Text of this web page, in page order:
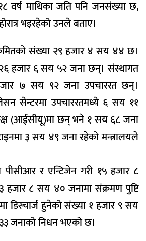
वर्ष माथिका जति पनि जनसंख्या छ,
भइरहेको उनले बताए।
संख्या २९ हजार ४ सय ४४ छ।
हजार ६ सय ५२ जना छन्। संस्थागत
७ सय ९२ जना उपचाररत छन्।
सेन्टरमा उपचाररतमध्ये ६ सय ११
(आईसीयू)मा छन् भने १ सय ६८ जना
३ सय ४९ जना रहेको मन्त्रालयले
पीसीआर र एन्टिजेन गरी १५ हजार ८
हजार ८ सय ४० जनामा संक्रमण पुष्टि
डिस्चार्ज हुनेको संख्या १ हजार ९ सय
जनाको निधन भएको छ।